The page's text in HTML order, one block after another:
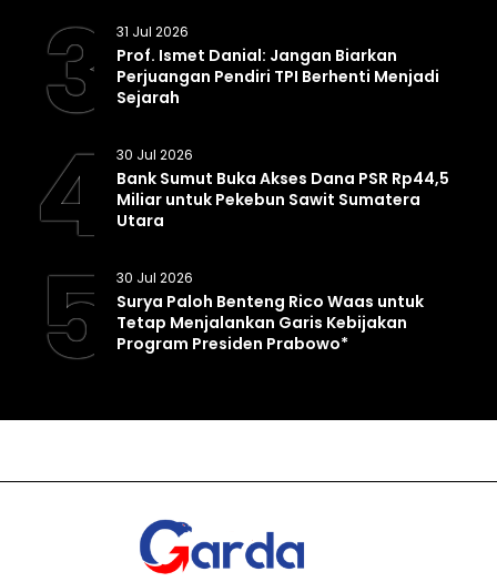
3 31 Jul 2026
Prof. Ismet Danial: Jangan Biarkan
Perjuangan Pendiri TPI Berhenti Menjadi
Sejarah
4 30 Jul 2026
Bank Sumut Buka Akses Dana PSR Rp44,5
Miliar untuk Pekebun Sawit Sumatera
Utara
5 30 Jul 2026
Surya Paloh Benteng Rico Waas untuk
Tetap Menjalankan Garis Kebijakan
Program Presiden Prabowo*